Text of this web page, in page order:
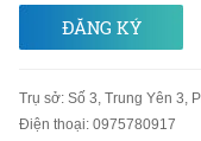
ĐĂNG KÝ
Trụ sở: Số 3, Trung Yên 3,
Điện thoại: 0975780917